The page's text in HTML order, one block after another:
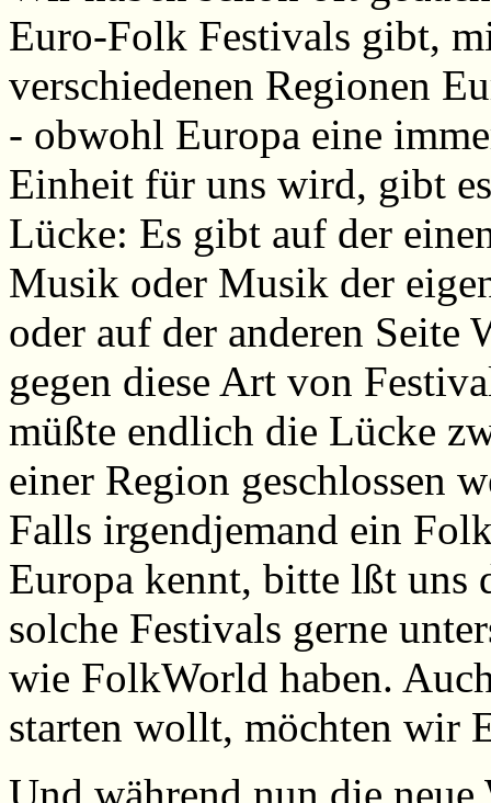
Euro-Folk Festivals gibt,
verschiedenen Regionen
- obwohl Europa eine
Einheit für uns wird, gibt
Lücke: Es gibt auf der
Musik oder Musik der
oder auf der anderen Seite
gegen diese Art von
müßte endlich die Lücke
einer Region geschlossen
Falls irgendjemand ein
Europa kennt, bitte lßt
solche Festivals gerne
wie FolkWorld haben.
starten wollt, möchten wir
Und während nun die